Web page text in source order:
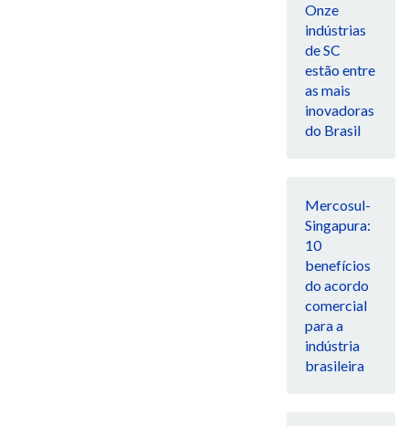
Onze
indústrias
de SC
estão entre
as mais
inovadoras
do Brasil
Mercosul-
Singapura:
10
benefícios
do acordo
comercial
para a
indústria
brasileira